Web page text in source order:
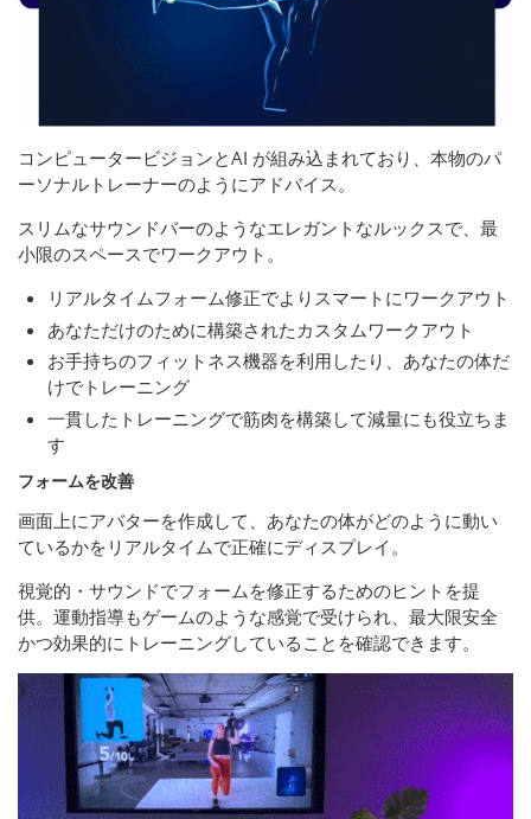
コンピュータービジョンとAI が組み込まれており、本物のパ
ーソナルトレーナーのようにアドバイス。
スリムなサウンドバーのようなエレガントなルックスで、最
小限のスペースでワークアウト。
リアルタイムフォーム修正でよりスマートにワークアウト
あなただけのために構築されたカスタムワークアウト
お手持ちのフィットネス機器を利用したり、あなたの体だ
けでトレーニング
一貫したトレーニングで筋肉を構築して減量にも役立ちま
す
フォームを改善
画面上にアバターを作成して、あなたの体がどのように動い
ているかをリアルタイムで正確にディスプレイ。
視覚的・サウンドでフォームを修正するためのヒントを提
供。運動指導もゲームのような感覚で受けられ、最大限安全
かつ効果的にトレーニングしていることを確認できます。